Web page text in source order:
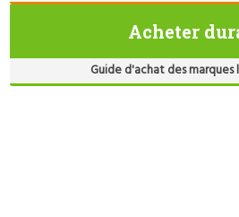
Acheter
Guide d'achat des marques